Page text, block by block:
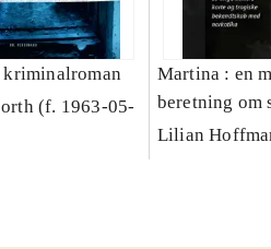
(f. 1963-05-
Martina : en
beretning om
datters korte
Lilian